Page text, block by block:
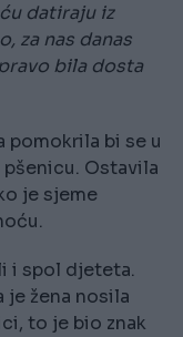
datiraju iz
za nas danas
bila dosta
pomokrila bi se u
Ostavila
je sjeme
i spol djeteta.
je žena nosila
to je bio znak